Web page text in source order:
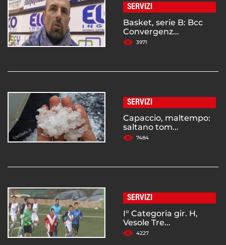
SERVIZI
Basket, serie B: Bcc
Convergenz...
3971
SERVIZI
Capaccio, maltempo:
saltano tom...
7484
SERVIZI
I° Categoria gir. H,
Vesole Tre...
4227